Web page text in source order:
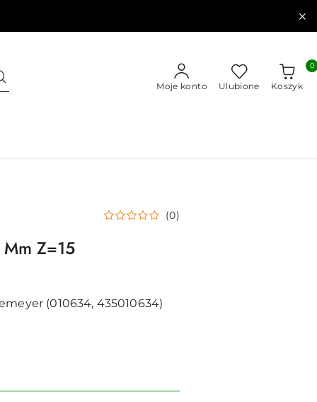
Moje konto Ulubione Koszyk
0
(0)
Z=15
(010634, 435010634)